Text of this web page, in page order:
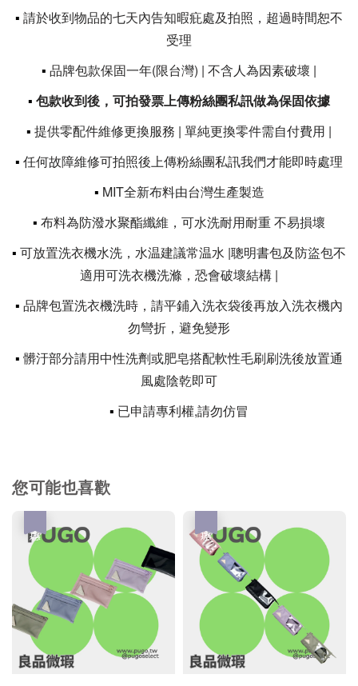
▪ 請於收到物品的七天內告知暇疪處及拍照，超過時間恕不
受理
▪ 品牌包款保固一年(限台灣) | 不含人為因素破壞 |
▪ 包款收到後，可拍發票上傳粉絲團私訊做為保固依據
▪ 提供零配件維修更換服務 | 單純更換零件需自付費用 |
▪ 任何故障維修可拍照後上傳粉絲團私訊我們才能即時處理
▪ MIT全新布料由台灣生產製造
▪ 布料為防潑水聚酯纖維，可水洗耐用耐重 不易損壞
▪ 可放置洗衣機水洗，水温建議常温水 |聰明書包及防盜包不
適用可洗衣機洗滌，恐會破壞結構 |
▪ 品牌包置洗衣機洗時，請平鋪入洗衣袋後再放入洗衣機內
勿彎折，避免變形
▪ 髒汙部分請用中性洗劑或肥皂搭配軟性毛刷刷洗後放置通
風處陰乾即可
▪ 已申請專利權,請勿仿冒
您可能也喜歡